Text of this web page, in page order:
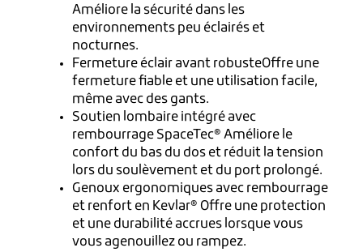
Améliore la sécurité dans les
environnements peu éclairés et
nocturnes.
Fermeture éclair avant robusteOffre une
fermeture fiable et une utilisation facile,
même avec des gants.
Soutien lombaire intégré avec
rembourrage SpaceTec® Améliore le
confort du bas du dos et réduit la tension
lors du soulèvement et du port prolongé.
Genoux ergonomiques avec rembourrage
et renfort en Kevlar® Offre une protection
et une durabilité accrues lorsque vous
vous agenouillez ou rampez.